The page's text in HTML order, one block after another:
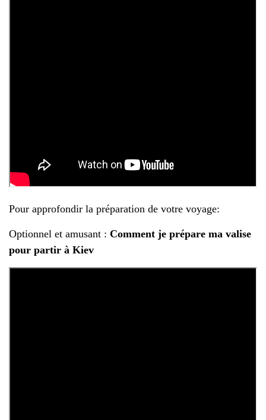
Pour approfondir la préparation de votre voyage:
Optionnel et amusant : Comment je prépare ma valise
pour partir à Kiev